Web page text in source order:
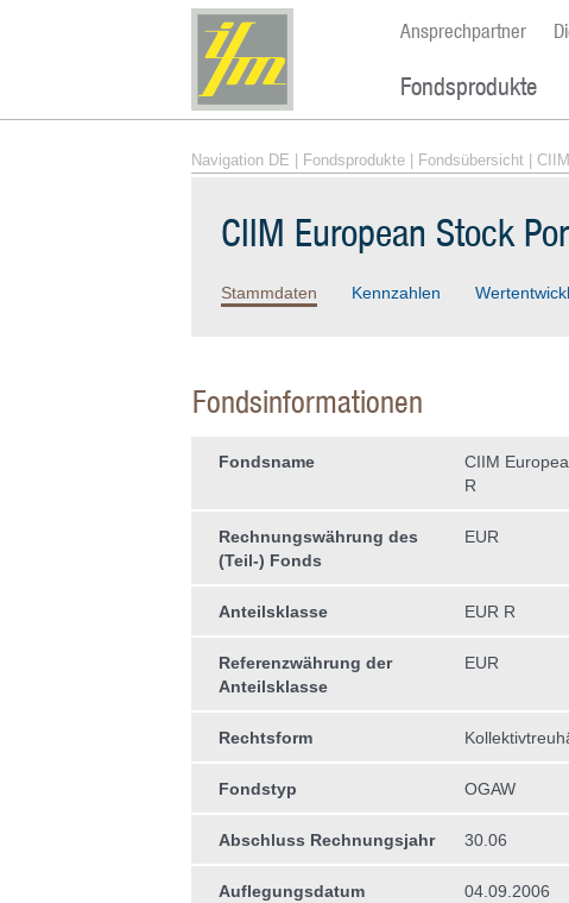
Ansprechpartner
Fondsprodukte
Navigation DE Fondsprodukte| Fondsübersicht| CIIM
CIIM European Stock
Stammdaten Kennzahlen
Fondsinformationen
Fondsname
CIIM
R
Rechnungswährung des
(Teil-) Fonds
EUR
Anteilsklasse EUR R
Referenzwährung der
Anteilsklasse
EUR
Rechtsform
Fondstyp OGAW
Abschluss Rechnungsjahr 30.06
Auflegungsdatum 04.09.2006